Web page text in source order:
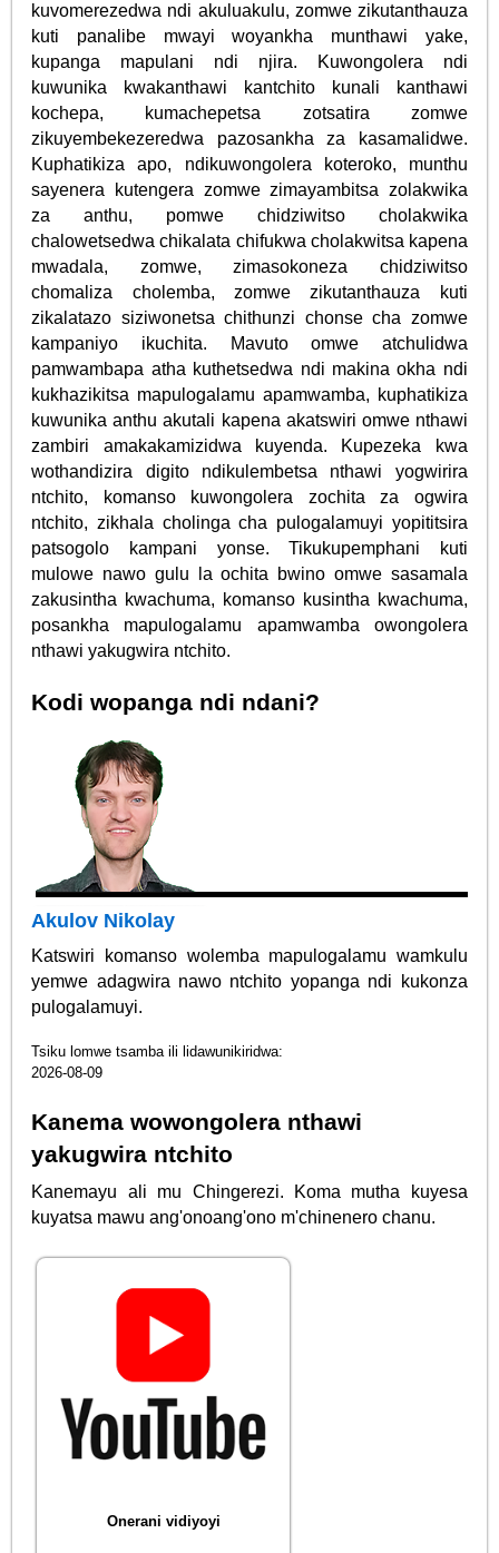
kuvomerezedwa ndi akuluakulu, zomwe zikutanthauza
kuti panalibe mwayi woyankha munthawi yake,
kupanga mapulani ndi njira. Kuwongolera ndi
kuwunika kwakanthawi kantchito kunali kanthawi
kochepa, kumachepetsa zotsatira zomwe
zikuyembekezeredwa pazosankha za kasamalidwe.
Kuphatikiza apo, ndikuwongolera koteroko, munthu
sayenera kutengera zomwe zimayambitsa zolakwika
za anthu, pomwe chidziwitso cholakwika
chalowetsedwa chikalata chifukwa cholakwitsa kapena
mwadala, zomwe, zimasokoneza chidziwitso
chomaliza cholemba, zomwe zikutanthauza kuti
zikalatazo siziwonetsa chithunzi chonse cha zomwe
kampaniyo ikuchita. Mavuto omwe atchulidwa
pamwambapa atha kuthetsedwa ndi makina okha ndi
kukhazikitsa mapulogalamu apamwamba, kuphatikiza
kuwunika anthu akutali kapena akatswiri omwe nthawi
zambiri amakakamizidwa kuyenda. Kupezeka kwa
wothandizira digito ndikulembetsa nthawi yogwirira
ntchito, komanso kuwongolera zochita za ogwira
ntchito, zikhala cholinga cha pulogalamuyi yopititsira
patsogolo kampani yonse. Tikukupemphani kuti
mulowe nawo gulu la ochita bwino omwe sasamala
zakusintha kwachuma, komanso kusintha kwachuma,
posankha mapulogalamu apamwamba owongolera
nthawi yakugwira ntchito.
Kodi wopanga ndi ndani?
Akulov Nikolay
Katswiri komanso wolemba mapulogalamu wamkulu
yemwe adagwira nawo ntchito yopanga ndi kukonza
pulogalamuyi.
Tsiku lomwe tsamba ili lidawunikiridwa:
2026-08-09
Kanema wowongolera nthawi
yakugwira ntchito
Kanemayu ali mu Chingerezi. Koma mutha kuyesa
kuyatsa mawu ang'onoang'ono m'chinenero chanu.
Onerani vidiyoyi